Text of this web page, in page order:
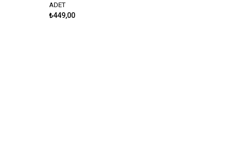
ADET
₺449,00